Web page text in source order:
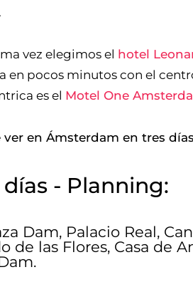
vez elegimos el hotel
pocos minutos con el
es el Motel One
ver en Ámsterdam en tres días
- Planning:
Dam, Palacio Real,
de las Flores, Casa de